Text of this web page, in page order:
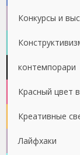
Конкурсы и
контемпорари
Красный цвет
Креативные
Лайфхаки